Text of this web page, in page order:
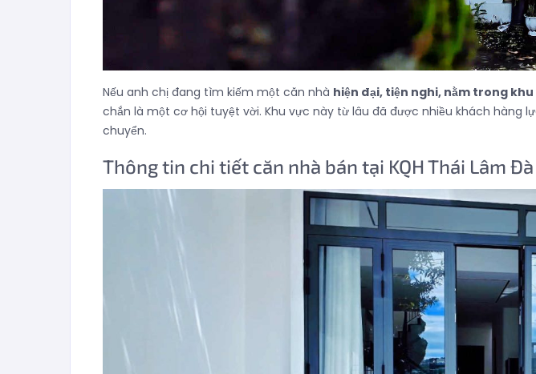
Nếu anh chị đang tìm kiếm một căn nhà hiện đại, tiện nghi, nằm trong
chắn là một cơ hội tuyệt vời. Khu vực này từ lâu đã được nhiều khách hàng
chuyển.
Thông tin chi tiết căn nhà bán tại KQH Thái Lâm